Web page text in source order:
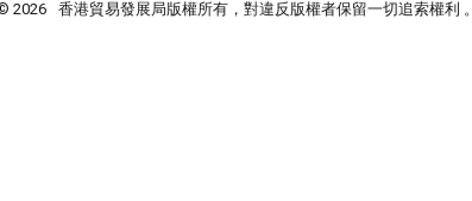
2026 香港貿易發展局版權所有，對違反版權者保留一切追索權利 。